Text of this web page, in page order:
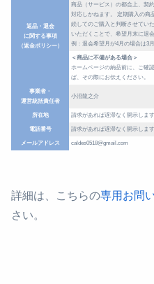
返品・退会
に関する事項
（返金ポリシー）
商品（サービス）の都合上、契
対応しかねます。
定期購入の商
続してのご購入と判断させていた
いただくことで、希望月末に退
例：退会希望月が4月の場合は3
＜商品に不備がある場合＞
ホームページの納品前に、ご確
ば、その際にお伝えください。
事業者・
運営統括責任者
小沼龍之介
所在地 請求があれば遅滞なく開示します
電話番号 請求があれば遅滞なく開示します
メールアドレス caldes0518@gmail.com
詳細は、こちらの専用お問
さい。